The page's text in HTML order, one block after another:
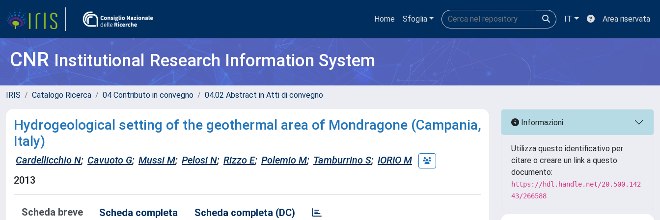
Home Sfoglia IT Area riservata
CNRInstitutional Research Information System
IRIS Catalogo Ricerca 04 Contributo in convegno 04.02 Abstract in Atti di convegno
Hydrogeological setting of the geothermal area of Mondragone (Campania,
Italy)
Cardellicchio N; Cavuoto G; Mussi M; Pelosi N; Rizzo E; Polemio M; Tamburrino S; IORIO M
2013
Scheda breve Scheda completa Scheda completa (DC)
Informazioni
Utilizza questo identificativo per
citare o creare un link a questo
documento:
https://hdl.handle.net/20.500.142
43/266588